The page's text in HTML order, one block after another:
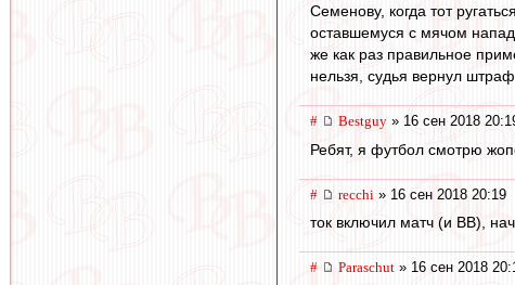
Семенову, когда тот
оставшемуся с мячом
же как раз правильное
нельзя, судья вернул
# Bestguy » 16 сен 2018
Ребят, я футбол смотрю
# recchi » 16 сен 2018 20:19
ток включил матч (и ВВ),
# Paraschut » 16 сен 2018